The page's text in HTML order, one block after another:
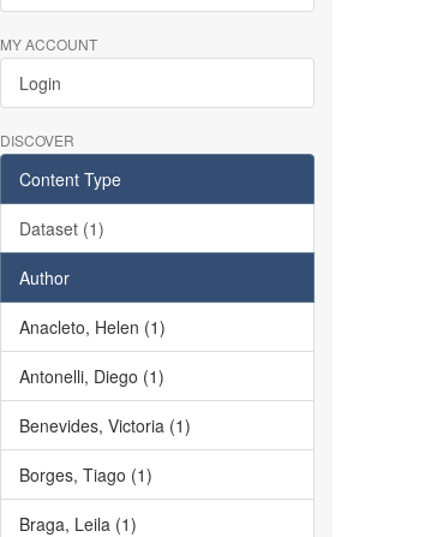
MY ACCOUNT
Login
DISCOVER
Content Type
Dataset (1)
Author
Anacleto, Helen (1)
Antonelli, Diego (1)
Benevides, Victoria (1)
Borges, Tiago (1)
Braga, Leila (1)